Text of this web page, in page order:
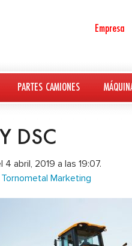
Empresa
PARTES CAMIONES
DSC
4 abril, 2019 a las 19:07.
Tornometal Marketing